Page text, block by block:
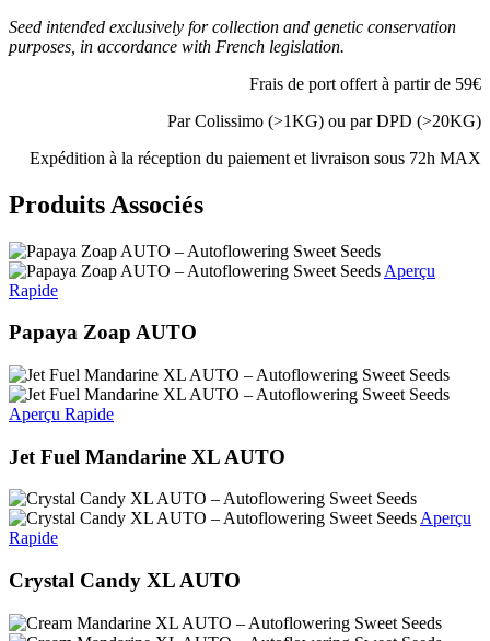
Seed intended exclusively for collection and genetic conservation
purposes, in accordance with French legislation.
Frais de port offert à partir de 59€
Par Colissimo (>1KG) ou par DPD (>20KG)
Expédition à la réception du paiement et livraison sous 72h MAX
Produits Associés
Aperçu
Rapide
Papaya Zoap AUTO
Aperçu Rapide
Jet Fuel Mandarine XL AUTO
Aperçu
Rapide
Crystal Candy XL AUTO